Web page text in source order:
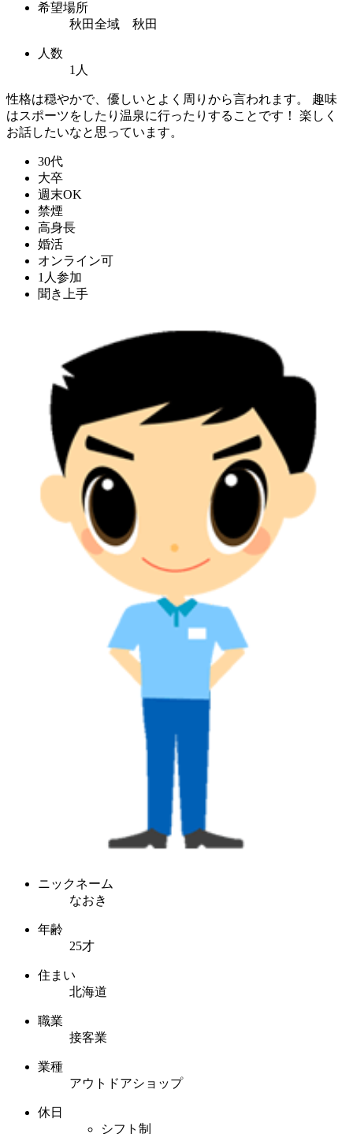
希望場所
秋田全域 秋田
人数
1人
性格は穏やかで、優しいとよく周りから言われます。 趣味
はスポーツをしたり温泉に行ったりすることです！ 楽しく
お話したいなと思っています。
30代
大卒
週末OK
禁煙
高身長
婚活
オンライン可
1人参加
聞き上手
ニックネーム
なおき
年齢
25才
住まい
北海道
職業
接客業
業種
アウトドアショップ
休日
シフト制